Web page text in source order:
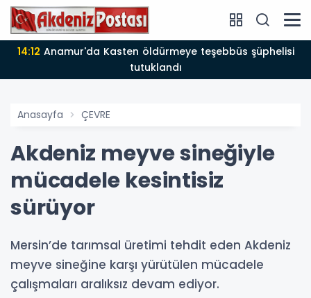
14:12
tutuklandı
Anasayfa ÇEVRE
Akdeniz meyve sineğiyle
mücadele kesintisiz
sürüyor
Mersin’de tarımsal üretimi tehdit eden Akdeniz
meyve sineğine karşı yürütülen mücadele
çalışmaları aralıksız devam ediyor.